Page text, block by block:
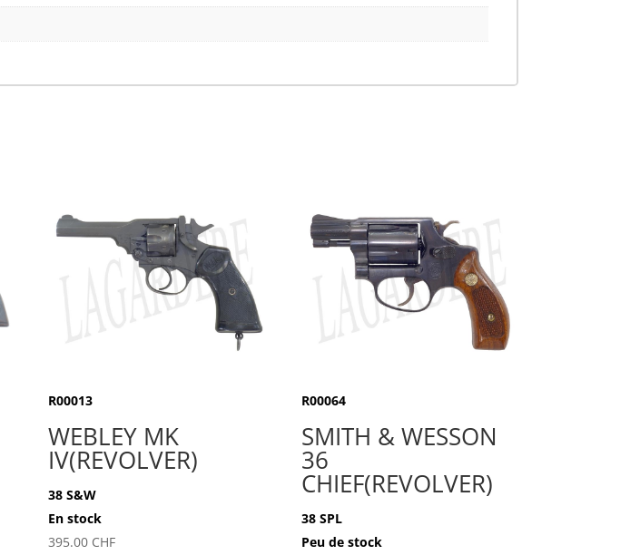
R00013
WEBLEY MK
IV(REVOLVER)
38 S&W
En stock
395.00 CHF
R00064
SMITH & WESSON
36
CHIEF(REVOLVER)
38 SPL
Peu de stock